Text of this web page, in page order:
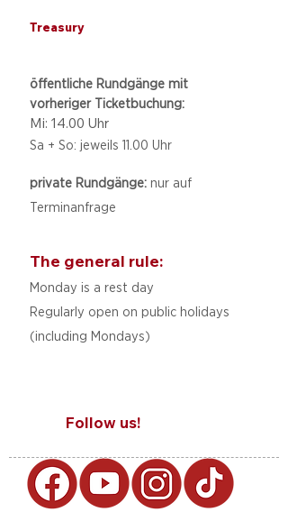
Treasury
öffentliche Rundgänge mit
vorheriger Ticketbuchung:
Mi: 14.00 Uhr
Sa + So: jeweils 11.00 Uhr
private Rundgänge: nur auf
Terminanfrage
The general rule:
Monday is a rest day
Regularly open on public holidays
(including Mondays)
Follow us!